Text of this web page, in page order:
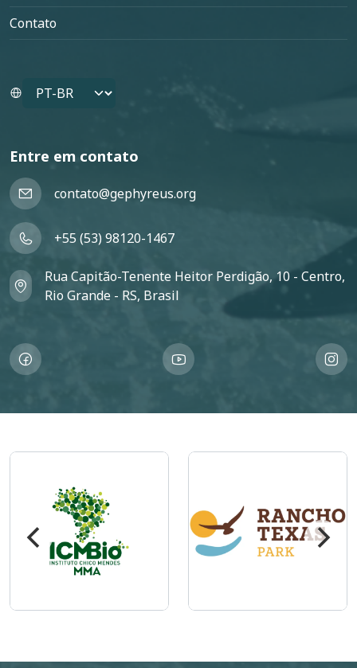
Contato
Select your language
Entre em contato
contato@gephyreus.org
+55 (53) 98120-1467
Rua Capitão-Tenente Heitor Perdigão, 10 - Centro,
Rio Grande - RS, Brasil
Imagem Imagem